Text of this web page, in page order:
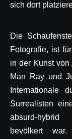
sich dort
Die
Fotografie, ist
in der Kunst von
Man Ray und
Internationale
Surrealisten
absurd-hybrid
bevölkert